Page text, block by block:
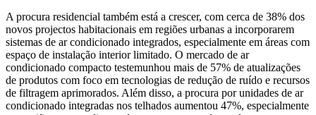
A procura residencial também está a crescer, com cerca de 38% dos
novos projectos habitacionais em regiões urbanas a incorporarem
sistemas de ar condicionado integrados, especialmente em áreas com
espaço de instalação interior limitado. O mercado de ar
condicionado compacto testemunhou mais de 57% de atualizações
de produtos com foco em tecnologias de redução de ruído e recursos
de filtragem aprimorados. Além disso, a procura por unidades de ar
condicionado integradas nos telhados aumentou 47%, especialmente